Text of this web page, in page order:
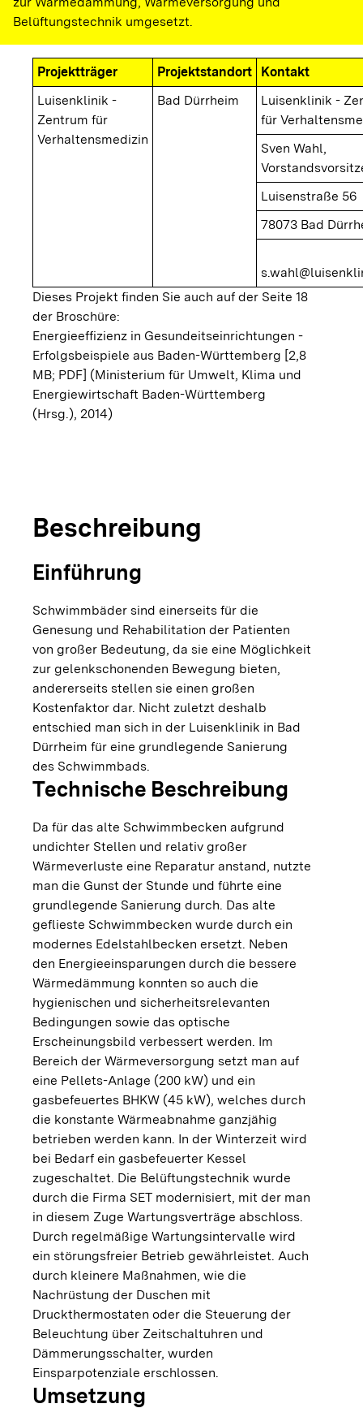
Belüftungstechnik umgesetzt.
Projektträger Projektstandort
Kontakt
Luisenklinik -
Zentrum für
Verhaltensmedizin
Bad Dürrheim
Luisenklinik -
für
Sven Wahl,
Luisenstraße 56
78073 Bad
Dieses Projekt finden Sie auch auf der Seite 18
der Broschüre:
Energieeffizienz in Gesundeitseinrichtungen -
Erfolgsbeispiele aus Baden-Württemberg [2,8
MB; PDF] (Ministerium für Umwelt, Klima und
Energiewirtschaft Baden-Württemberg
(Hrsg.), 2014)
Beschreibung
Einführung
Schwimmbäder sind einerseits für die
Genesung und Rehabilitation der Patienten
von großer Bedeutung, da sie eine Möglichkeit
zur gelenkschonenden Bewegung bieten,
andererseits stellen sie einen großen
Kostenfaktor dar. Nicht zuletzt deshalb
entschied man sich in der Luisenklinik in Bad
Dürrheim für eine grundlegende Sanierung
des Schwimmbads.
Technische Beschreibung
Da für das alte Schwimmbecken aufgrund
undichter Stellen und relativ großer
Wärmeverluste eine Reparatur anstand, nutzte
man die Gunst der Stunde und führte eine
grundlegende Sanierung durch. Das alte
geflieste Schwimmbecken wurde durch ein
modernes Edelstahlbecken ersetzt. Neben
den Energieeinsparungen durch die bessere
Wärmedämmung konnten so auch die
hygienischen und sicherheitsrelevanten
Bedingungen sowie das optische
Erscheinungsbild verbessert werden. Im
Bereich der Wärmeversorgung setzt man auf
eine Pellets-Anlage (200 kW) und ein
gasbefeuertes BHKW (45 kW), welches durch
die konstante Wärmeabnahme ganzjähig
betrieben werden kann. In der Winterzeit wird
bei Bedarf ein gasbefeuerter Kessel
zugeschaltet. Die Belüftungstechnik wurde
durch die Firma SET modernisiert, mit der man
in diesem Zuge Wartungsverträge abschloss.
Durch regelmäßige Wartungsintervalle wird
ein störungsfreier Betrieb gewährleistet. Auch
durch kleinere Maßnahmen, wie die
Nachrüstung der Duschen mit
Druckthermostaten oder die Steuerung der
Beleuchtung über Zeitschaltuhren und
Dämmerungsschalter, wurden
Einsparpotenziale erschlossen.
Umsetzung